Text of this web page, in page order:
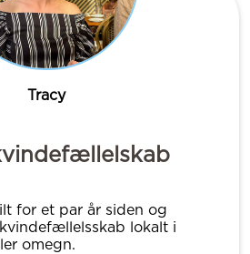
Tracy
for et par år siden og
lokalt i
omegn.